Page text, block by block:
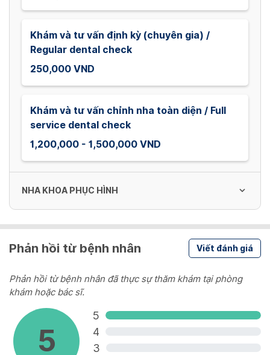
Khám và tư vấn định kỳ (chuyên gia) /
Regular dental check
250,000 VND
Khám và tư vấn chỉnh nha toàn diện / Full
service dental check
1,200,000 - 1,500,000 VND
NHA KHOA PHỤC HÌNH
30,000 VND
Phim toàn cảnh
150,000 VND
Phản hồi từ bệnh nhân Viết đánh giá
Phản hồi từ bệnh nhân đã thực sự thăm khám tại phòng
khám hoặc bác sĩ.
5
5
4
3